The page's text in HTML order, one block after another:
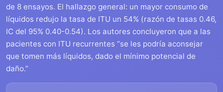
de 8 ensayos. El hallazgo general: un mayor consumo de
líquidos redujo la tasa de ITU un 54% (razón de tasas 0.46,
IC del 95% 0.40-0.54). Los autores concluyeron que a las
pacientes con ITU recurrentes “se les podría aconsejar
que tomen más líquidos, dado el mínimo potencial de
daño.”